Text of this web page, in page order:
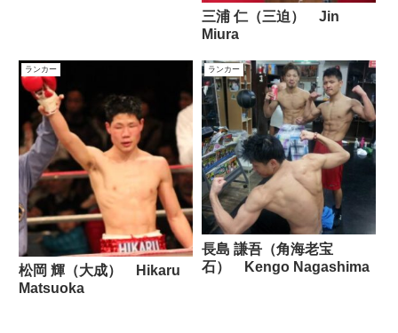
三浦 仁（三迫） Jin
Miura
ランカー
松岡 輝（大成） Hikaru
Matsuoka
ランカー
長島 謙吾（角海老宝
石） Kengo Nagashima